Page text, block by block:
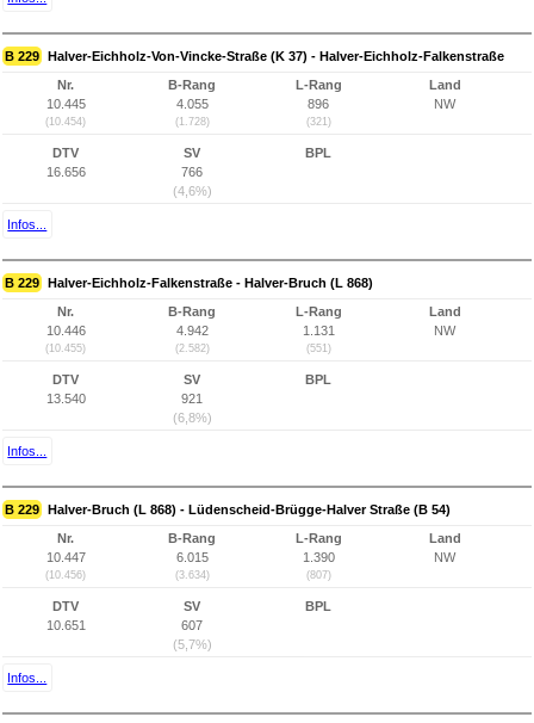
B 229 Halver-Eichholz-Von-Vincke-Straße (K 37) - Halver-Eichholz-Falkenstraße
Nr.
10.445
(10.454)
B-Rang
4.055
(1.728)
L-Rang
896
(321)
Land
NW
DTV
16.656
SV
766
(4,6%)
BPL
Infos...
B 229 Halver-Eichholz-Falkenstraße - Halver-Bruch (L 868)
Nr.
10.446
(10.455)
B-Rang
4.942
(2.582)
L-Rang
1.131
(551)
Land
NW
DTV
13.540
SV
921
(6,8%)
BPL
Infos...
B 229 Halver-Bruch (L 868) - Lüdenscheid-Brügge-Halver Straße (B 54)
Nr.
10.447
(10.456)
B-Rang
6.015
(3.634)
L-Rang
1.390
(807)
Land
NW
DTV
10.651
SV
607
(5,7%)
BPL
Infos...